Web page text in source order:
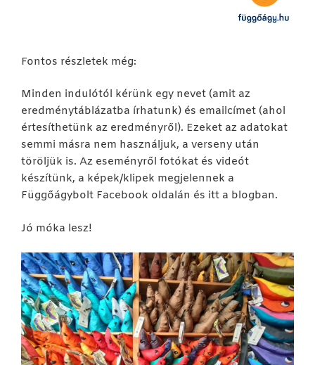
Fontos részletek még:
Minden indulótól kérünk egy nevet (amit az
eredménytáblázatba írhatunk) és emailcímet (ahol
értesíthetünk az eredményről). Ezeket az adatokat
semmi másra nem használjuk, a verseny után
töröljük is. Az eseményről fotókat és videót
készítünk, a képek/klipek megjelennek a
Függőágybolt Facebook oldalán és itt a blogban.
Jó móka lesz!